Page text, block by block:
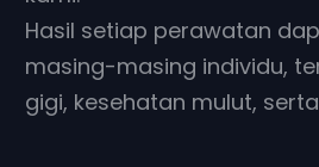
Hasil setiap perawatan
masing-masing individu,
gigi, kesehatan mulut,